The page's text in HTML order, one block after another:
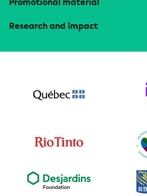
Promotional material
Research and impact